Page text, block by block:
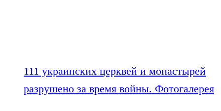
111 украинских церквей и монастырей
разрушено за время войны. Фотогалерея